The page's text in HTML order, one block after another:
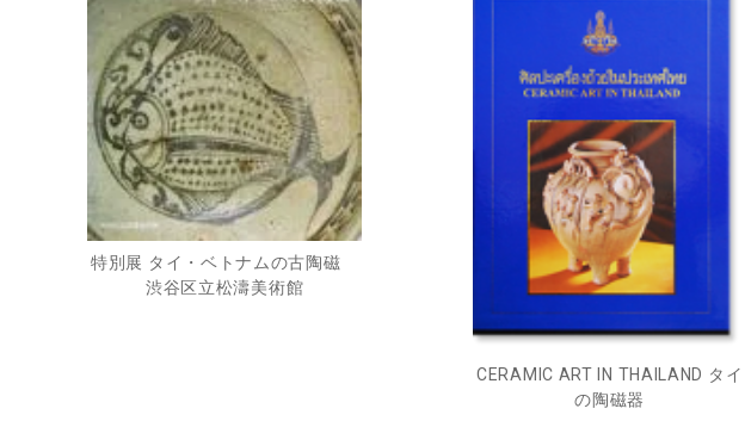
特別展 タイ・ベトナムの古陶磁
渋谷区立松濤美術館
CERAMIC ART IN THAILAND タイ
の陶磁器